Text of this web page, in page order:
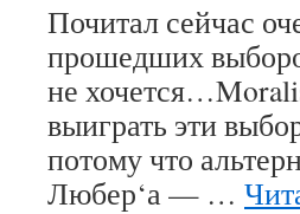
Почитал сейчас
прошедших
не
выиграть эти
потому что
Любер‘а — …